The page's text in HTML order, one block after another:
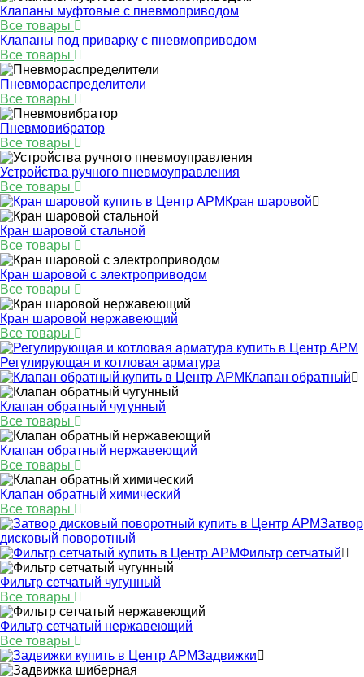
Клапаны муфтовые с пневмоприводом
Все товары
Клапаны под приварку с пневмоприводом
Все товары
Пневмораспределители
Все товары
Пневмовибратор
Все товары
Устройства ручного пневмоуправления
Все товары
Кран шаровой
Кран шаровой стальной
Все товары
Кран шаровой с электроприводом
Все товары
Кран шаровой нержавеющий
Все товары
Регулирующая и котловая арматура
Клапан обратный
Клапан обратный чугунный
Все товары
Клапан обратный нержавеющий
Все товары
Клапан обратный химический
Все товары
Затвор
дисковый поворотный
Фильтр сетчатый
Фильтр сетчатый чугунный
Все товары
Фильтр сетчатый нержавеющий
Все товары
Задвижки